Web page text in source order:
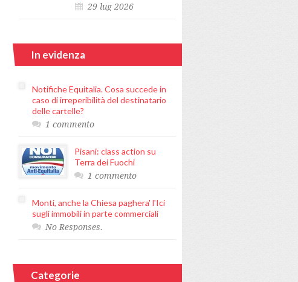
29 lug 2026
In evidenza
Notifiche Equitalia. Cosa succede in
caso di irreperibilità del destinatario
delle cartelle?
1 commento
Pisani: class action su
Terra dei Fuochi
1 commento
Monti, anche la Chiesa paghera' l'Ici
sugli immobili in parte commerciali
No Responses.
Categorie